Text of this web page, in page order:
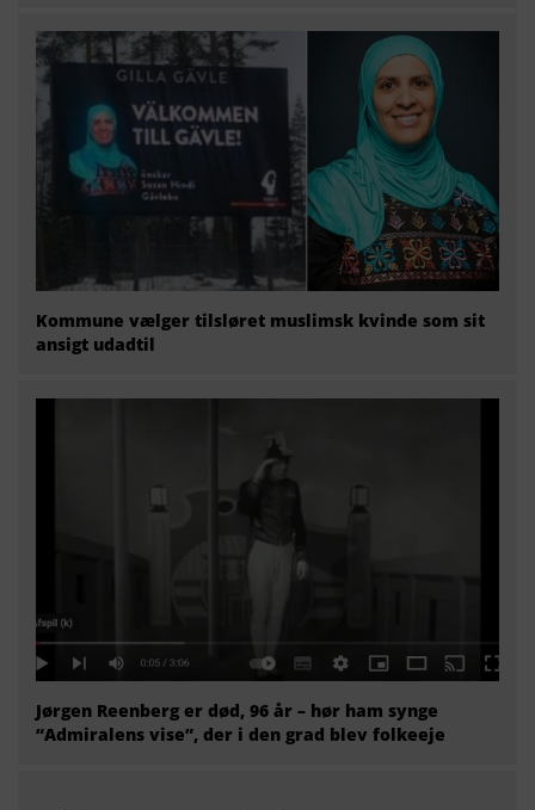
Kommune vælger tilsløret muslimsk kvinde som sit
ansigt udadtil
Jørgen Reenberg er død, 96 år – hør ham synge
“Admiralens vise”, der i den grad blev folkeeje